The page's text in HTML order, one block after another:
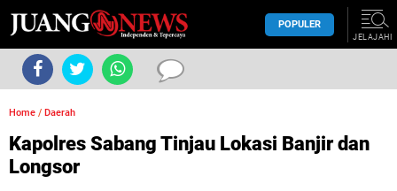
POPULER
JELAJAHI
Home / Daerah
Kapolres Sabang Tinjau Lokasi Banjir dan
Longsor